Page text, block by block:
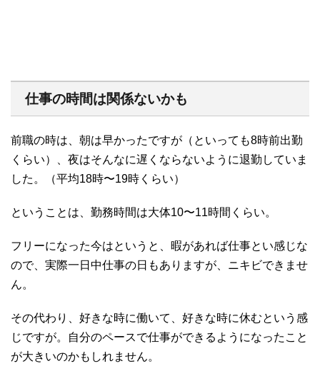
仕事の時間は関係ないかも
前職の時は、朝は早かったですが（といっても8時前出勤
くらい）、夜はそんなに遅くならないように退勤していま
した。（平均18時〜19時くらい）
ということは、勤務時間は大体10〜11時間くらい。
フリーになった今はというと、暇があれば仕事とい感じな
ので、実際一日中仕事の日もありますが、ニキビできませ
ん。
その代わり、好きな時に働いて、好きな時に休むという感
じですが。自分のペースで仕事ができるようになったこと
が大きいのかもしれません。